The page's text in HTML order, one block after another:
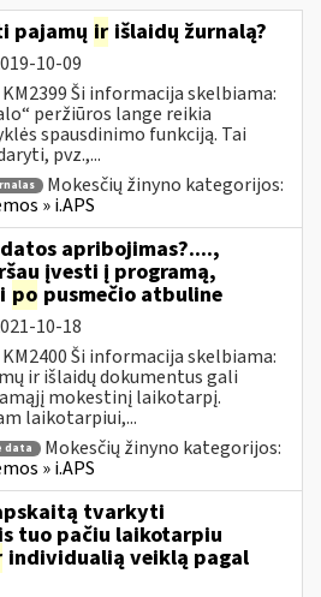
pajamų ir išlaidų žurnalą?
10-09
Ši informacija skelbiama:
peržiūros lange reikia
spausdinimo funkciją. Tai
pvz.,...
Mokesčių žinyno kategorijos:
» i.APS
apribojimas?....,
įvesti į programą,
po pusmečio atbuline
10-18
Ši informacija skelbiama:
ir išlaidų dokumentus gali
mokestinį laikotarpį.
laikotarpiui,...
data
Mokesčių žinyno kategorijos:
» i.APS
tvarkyti
tuo pačiu laikotarpiu
individualią veiklą pagal